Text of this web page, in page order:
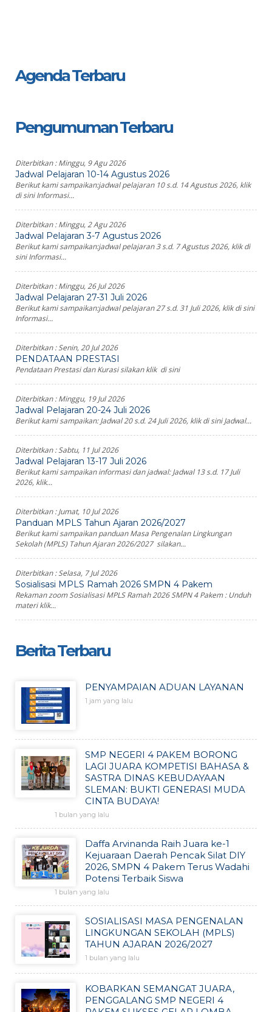
Agenda Terbaru
Pengumuman Terbaru
Diterbitkan :Minggu, 9 Agu 2026
Jadwal Pelajaran 10-14 Agustus 2026
Berikut kami sampaikan:jadwal pelajaran 10 s.d. 14 Agustus 2026, klik
di sini Informasi...
Diterbitkan :Minggu, 2 Agu 2026
Jadwal Pelajaran 3-7 Agustus 2026
Berikut kami sampaikan:jadwal pelajaran 3 s.d. 7 Agustus 2026, klik di
sini Informasi...
Diterbitkan :Minggu, 26 Jul 2026
Jadwal Pelajaran 27-31 Juli 2026
Berikut kami sampaikan:jadwal pelajaran 27 s.d. 31 Juli 2026, klik di sini
Informasi...
Diterbitkan :Senin, 20 Jul 2026
PENDATAAN PRESTASI
Pendataan Prestasi dan Kurasi silakan klik di sini
Diterbitkan :Minggu, 19 Jul 2026
Jadwal Pelajaran 20-24 Juli 2026
Berikut kami sampaikan: Jadwal 20 s.d. 24 Juli 2026, klik di sini Jadwal...
Diterbitkan :Sabtu, 11 Jul 2026
Jadwal Pelajaran 13-17 Juli 2026
Berikut kami sampaikan informasi dan jadwal: Jadwal 13 s.d. 17 Juli
2026, klik...
Diterbitkan :Jumat, 10 Jul 2026
Panduan MPLS Tahun Ajaran 2026/2027
Berikut kami sampaikan panduan Masa Pengenalan Lingkungan
Sekolah (MPLS) Tahun Ajaran 2026/2027 silakan...
Diterbitkan :Selasa, 7 Jul 2026
Sosialisasi MPLS Ramah 2026 SMPN 4 Pakem
Rekaman zoom Sosialisasi MPLS Ramah 2026 SMPN 4 Pakem : Unduh
materi klik...
Berita Terbaru
PENYAMPAIAN ADUAN LAYANAN
1 jam yang lalu
SMP NEGERI 4 PAKEM BORONG
LAGI JUARA KOMPETISI BAHASA &
SASTRA DINAS KEBUDAYAAN
SLEMAN: BUKTI GENERASI MUDA
CINTA BUDAYA!
1 bulan yang lalu
Daffa Arvinanda Raih Juara ke-1
Kejuaraan Daerah Pencak Silat DIY
2026, SMPN 4 Pakem Terus Wadahi
Potensi Terbaik Siswa
1 bulan yang lalu
SOSIALISASI MASA PENGENALAN
LINGKUNGAN SEKOLAH (MPLS)
TAHUN AJARAN 2026/2027
1 bulan yang lalu
KOBARKAN SEMANGAT JUARA,
PENGGALANG SMP NEGERI 4